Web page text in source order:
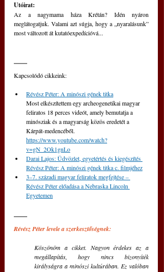
Utóirat:
Az a nagymama háza Krétán? Idén nyáron
meglátogatjuk. Valami azt súgja, hogy a „nyaralásunk”
most változott át kutatóexpedícióvá...
Kapcsolódó cikkeink:
Révész Péter: A minószi gének titka
Most elkészítettem egy archeogenetikai magyar
feliratos 18 perces videót, amely bemutatja a
minósziak és a magyarság közös eredetét a
Kárpát-medencéből.
https://www.youtube.com/watch?
v=gN_2Ok1gnLo
Darai Lajos: Üdvözlet, egyetértés és kiegészítés
Révész Péter: A minószi gének titka c. filmjéhez
3‒7. századi magyar feliratok megfejtése ‒
Révész Péter előadása a Nebraska Lincoln
Egyetemen
Révész Péter levele a szerkesztőségnek:
Köszönöm a cikket. Nagyon érdekes az a
megállapítás, hogy nincs bizonyíték
királyságra a minószi kultúrában. Ez valóban